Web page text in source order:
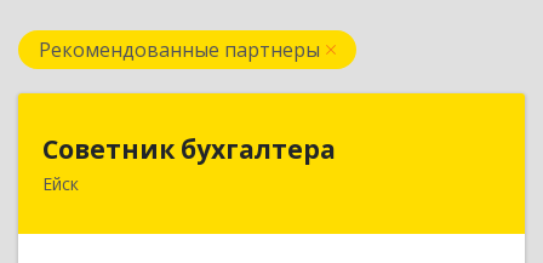
Рекомендованные партнеры
Советник бухгалтера
Ейск
353691, Краснодарский край, Ейский р-н, Ейск г,